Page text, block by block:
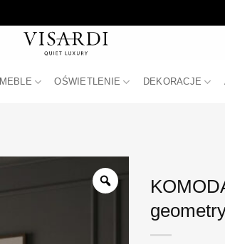
MEBLE OŚWIETLENIE DEKORACJE